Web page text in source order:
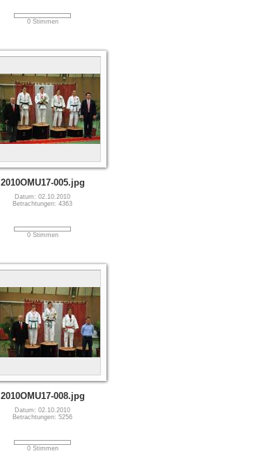
0 Stimmen
2010OMU17-005.jpg
Datum: 02.10.2010
Betrachtungen: 4363
0 Stimmen
2010OMU17-008.jpg
Datum: 02.10.2010
Betrachtungen: 5256
0 Stimmen